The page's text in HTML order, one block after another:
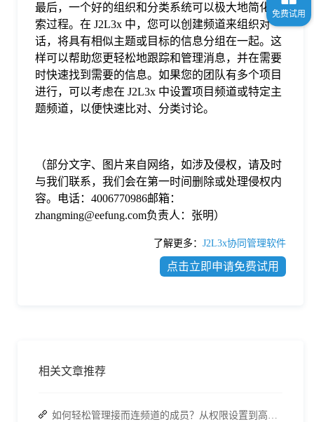
最后，一个好的组织和分类系统可以极大地简化搜
索过程。在 J2L3x 中，您可以创建频道来组织对
话，将具有相似主题或目标的信息分组在一起。这
样可以帮助您更轻松地跟踪和管理消息，并在需要
时快速找到需要的信息。如果您的团队有多个项目
进行，可以考虑在 J2L3x 中设置项目频道或特定主
题频道，以便快速比对、分类讨论。
（部分文字、图片来自网络，如涉及侵权，请及时
与我们联系，我们会在第一时间删除或处理侵权内
容。电话：4006770986邮箱：
zhangming@eefung.com负责人：张明）
了解更多： J2L3x协同管理软件
点击立即申请免费试用
相关文章推荐
如何轻松管理接而连频道的成员？从权限设置到高效协作全指南